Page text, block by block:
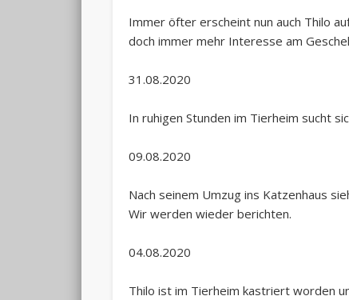
Immer öfter erscheint nun auch Thilo
doch immer mehr Interesse am
31.08.2020
In ruhigen Stunden im Tierheim sucht
09.08.2020
Nach seinem Umzug ins Katzenhaus
Wir werden wieder berichten.
04.08.2020
Thilo ist im Tierheim kastriert worden